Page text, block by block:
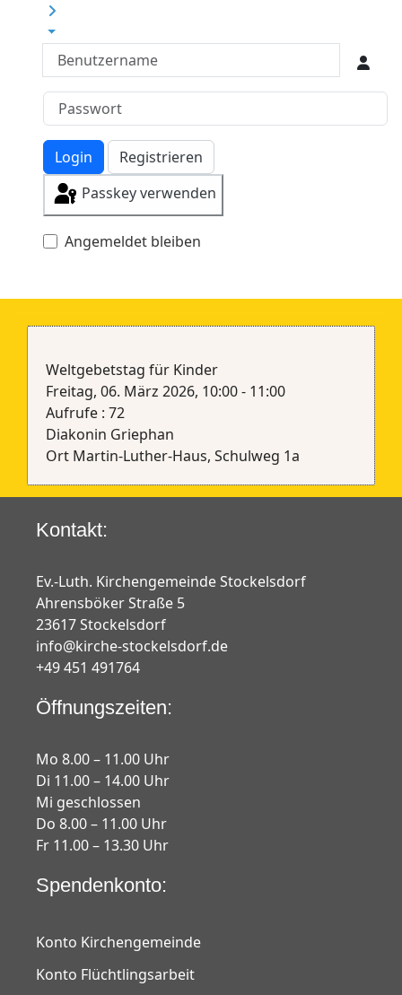
Benutzername
Login
Registrieren
Passkey verwenden
Angemeldet bleiben
Weltgebetstag für Kinder
Freitag, 06. März 2026, 10:00 - 11:00
Aufrufe: 72
Diakonin Griephan
Ort Martin-Luther-Haus, Schulweg 1a
Kontakt:
Ev.-Luth. Kirchengemeinde Stockelsdorf
Ahrensböker Straße 5
23617 Stockelsdorf
info@kirche-stockelsdorf.de
+49 451 491764
Öffnungszeiten:
Mo 8.00 – 11.00 Uhr
Di 11.00 – 14.00 Uhr
Mi geschlossen
Do 8.00 – 11.00 Uhr
Fr 11.00 – 13.30 Uhr
Spendenkonto:
Konto Kirchengemeinde
Konto Flüchtlingsarbeit